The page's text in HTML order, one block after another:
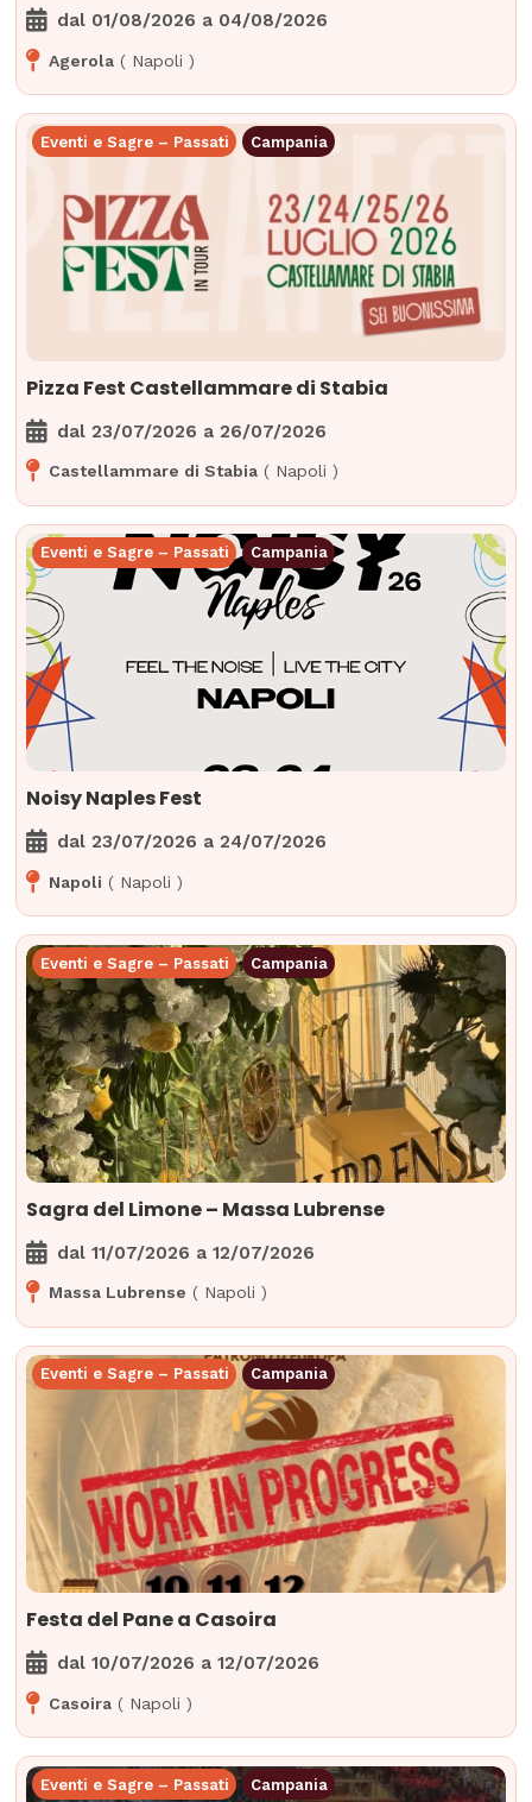
dal 01/08/2026 a 04/08/2026
Agerola ( Napoli )
Eventi e Sagre – Passati Campania
Pizza Fest Castellammare di Stabia
dal23/07/2026 a 26/07/2026
Castellammare di Stabia ( Napoli )
Eventi e Sagre – Passati Campania
Noisy Naples Fest
dal23/07/2026 a 24/07/2026
Napoli ( Napoli )
Eventi e Sagre – Passati Campania
Sagra del Limone – Massa Lubrense
dal11/07/2026 a 12/07/2026
Massa Lubrense ( Napoli )
Eventi e Sagre – Passati Campania
Festa del Pane a Casoira
dal10/07/2026 a 12/07/2026
Casoira ( Napoli )
Eventi e Sagre – Passati Campania